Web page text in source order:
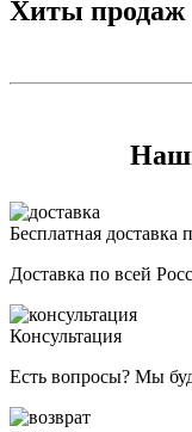
Хиты продаж
Бесплатная доставка
Доставка по всей
Консультация
Есть вопросы? Мы